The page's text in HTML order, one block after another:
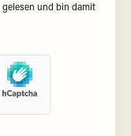
gelesen und bin damit